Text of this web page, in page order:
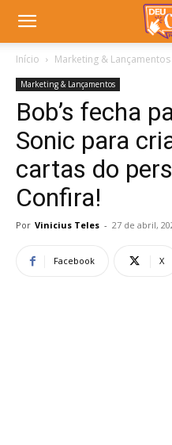
Início Marketing & Lançamentos
Marketing & Lançamentos
Bob’s fecha
Sonic para
cartas do
Confira!
Por Vinicius Teles - 27 de abril,
Facebook X